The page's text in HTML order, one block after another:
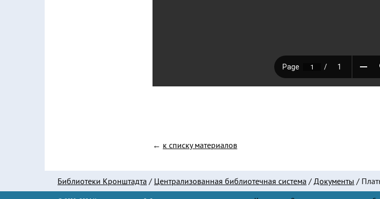
← к списку материалов
Библиотеки Кронштадта / Централизованная библиотечная система / Документы /